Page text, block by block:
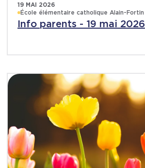
19 MAI 2026
École élémentaire catholique Alain-Fortin
Info parents - 19 mai 2026